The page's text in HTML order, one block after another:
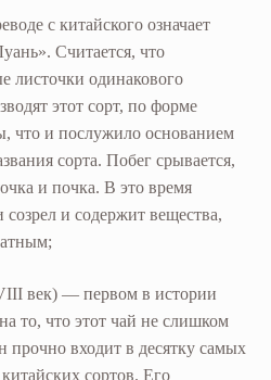
с китайского означает
Считается, что
листочки одинакового
этот сорт, по форме
что и послужило основанием
сорта. Побег срывается,
и почка. В это время
и содержит вещества,
век) — первом в истории
то, что этот чай не слишком
прочно входит в десятку самых
сортов. Его